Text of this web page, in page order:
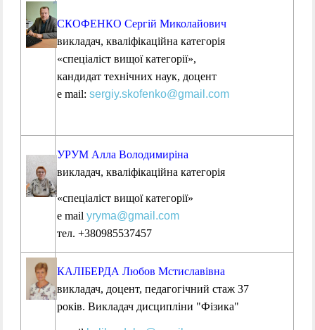
СКОФЕНКО Сергій Миколайович
викладач, кваліфікаційна категорія
«спеціаліст вищої категорії»,
кандидат технічних наук, доцент
е mail:sergiy.skofenko@gmail.com
УРУМ Алла Володимиріна
викладач,кваліфікаційна категорія
«спеціаліст вищої категорії»
е mailyryma@gmail.com
тел. +380985537457
КАЛІБЕРДА Любов Мстиславівна
викладач, доцент, педагогічний стаж 37
років. Викладач дисципліни "Фізика"